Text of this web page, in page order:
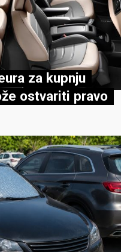
za kupnju
ostvariti pravo